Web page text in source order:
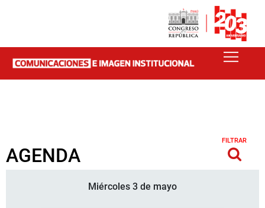
AGENDA
FILTRAR
Miércoles 3 de mayo